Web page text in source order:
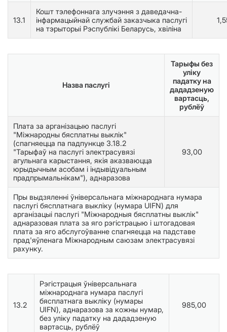
13.1
Кошт тэлефоннага злучэння з даведачна-
інфармацыйнай службай заказчыка паслугі
на тэрыторыі Рэспублікі Беларусь, хвіліна
Назва паслугі
Тарыфы без
уліку
падатку на
дададзеную
вартасць,
рублёў
Плата за арганізацыю паслугі
"Міжнародны бясплатны выклік"
(спагняецца па падпункце 3.18.2
"Тарыфаў на паслугі электрасувязі
агульнага карыстання, якія аказваюцца
юрыдычным асобам і індывідуальным
прадпрымальнікам"), аднаразова
93,00
Пры выдзяленні ўніверсальнага міжнароднага нумара
паслугі бясплатнага выкліку (нумара UIFN) для
арганізацыі паслугі "Міжнародныя бясплатны выклік"
аднаразовая плата за яго рэгістрацыю і штогадовая
плата за яго абслугоўванне спагняецца на падставе
прад'яўленага Міжнародным саюзам электрасувязі
рахунку.
13.2
Рэгістрацыя ўніверсальнага
міжнароднага нумара паслугі
бясплатнага выкліку (нумары
UIFN), аднаразова за кожны нумар,
без уліку падатку на дададзеную
вартасць, рублёў
985,00